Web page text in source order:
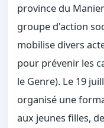
province du
groupe d'action
mobilise divers
pour prévenir les
le Genre). Le 19
organisé une
aux jeunes filles,